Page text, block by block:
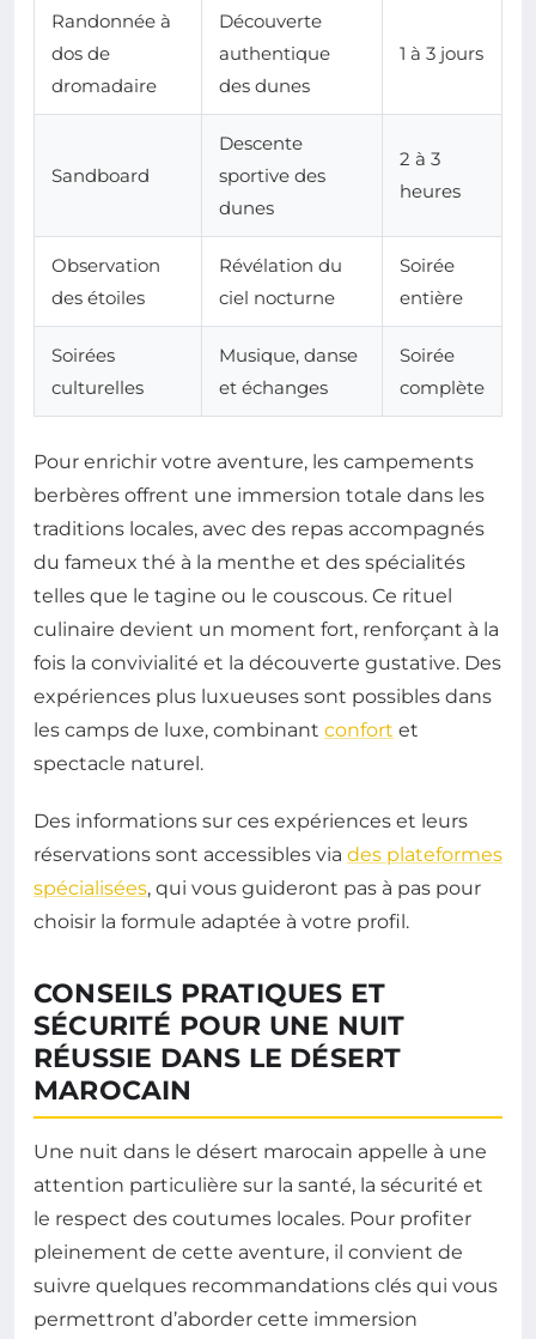
Randonnée à
dos de
dromadaire
Découverte
authentique
des dunes
1 à 3 jours
Sandboard
Descente
sportive des
dunes
2 à 3
heures
Observation
des étoiles
Révélation du
ciel nocturne
Soirée
entière
Soirées
culturelles
Musique, danse
et échanges
Soirée
complète
Pour enrichir votre aventure, les campements
berbères offrent une immersion totale dans les
traditions locales, avec des repas accompagnés
du fameux thé à la menthe et des spécialités
telles que le tagine ou le couscous. Ce rituel
culinaire devient un moment fort, renforçant à la
fois la convivialité et la découverte gustative. Des
expériences plus luxueuses sont possibles dans
les camps de luxe, combinant confort et
spectacle naturel.
Des informations sur ces expériences et leurs
réservations sont accessibles via des plateformes
spécialisées, qui vous guideront pas à pas pour
choisir la formule adaptée à votre profil.
CONSEILS PRATIQUES ET
SÉCURITÉ POUR UNE NUIT
RÉUSSIE DANS LE DÉSERT
MAROCAIN
Une nuit dans le désert marocain appelle à une
attention particulière sur la santé, la sécurité et
le respect des coutumes locales. Pour profiter
pleinement de cette aventure, il convient de
suivre quelques recommandations clés qui vous
permettront d’aborder cette immersion